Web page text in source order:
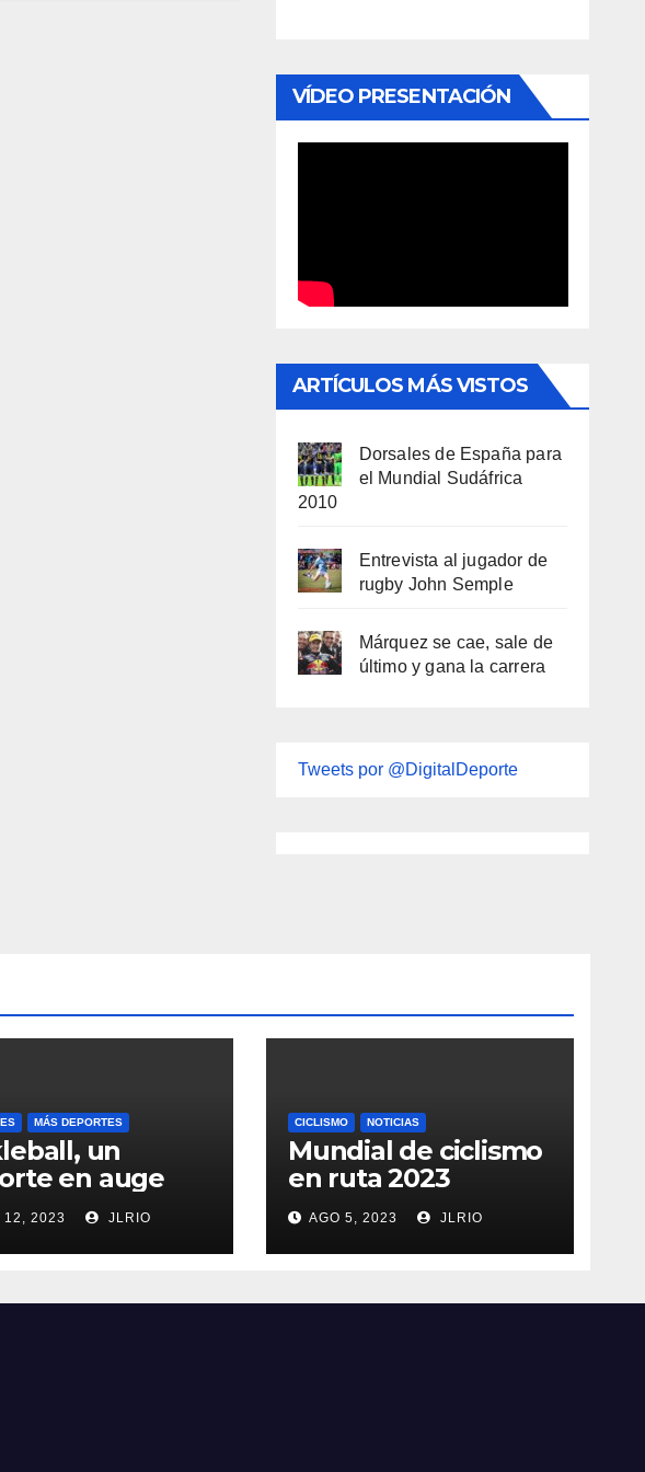
VÍDEO PRESENTACIÓN
ARTÍCULOS MÁS VISTOS
Dorsales de España para
el Mundial Sudáfrica
2010
Entrevista al jugador de
rugby John Semple
Márquez se cae, sale de
último y gana la carrera
Tweets por @DigitalDeporte
MÁS DEPORTES
un
en auge
12, 2023 JLRIO
CICLISMO NOTICIAS
Mundial de ciclismo
en ruta 2023
AGO 5, 2023 JLRIO